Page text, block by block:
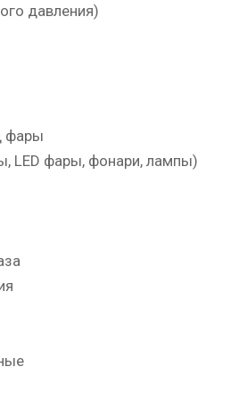
давления)
фары
LED фары, фонари, лампы)